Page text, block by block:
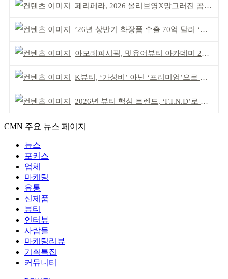
페리페라, 2026 올리브영X망그러진 곰 콜라보
’26년 상반기 화장품 수출 70억 달러 ‘역대 최고’
아모레퍼시픽, 밋유어뷰티 아카데미 2기 발대식
K뷰티, ‘가성비’ 아닌 ‘프리미엄’으로 승부걸어야
2026년 뷰티 핵심 트렌드, ‘F.I.N.D’로 읽는다
CMN 주요 뉴스 페이지
뉴스
포커스
업체
마케팅
유통
신제품
뷰티
인터뷰
사람들
마케팅리뷰
기획특집
커뮤니티